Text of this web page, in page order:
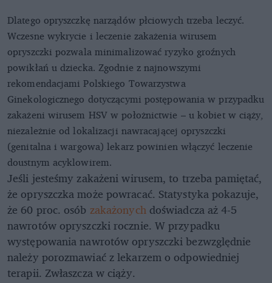
Dlatego opryszczkę narządów płciowych trzeba leczyć.
Wczesne wykrycie i leczenie zakażenia wirusem
opryszczki pozwala minimalizować ryzyko groźnych
powikłań u dziecka. Zgodnie z najnowszymi
rekomendacjami Polskiego Towarzystwa
Ginekologicznego dotyczącymi postępowania w przypadku
zakażeni wirusem HSV w położnictwie – u kobiet w ciąży,
niezależnie od lokalizacji nawracającej opryszczki
(genitalna i wargowa) lekarz powinien włączyć leczenie
doustnym acyklowirem.
Jeśli jesteśmy zakażeni wirusem, to trzeba pamiętać,
że opryszczka może powracać. Statystyka pokazuje,
że 60 proc. osób zakażonychdoświadcza aż 4-5
nawrotów opryszczki rocznie. W przypadku
występowania nawrotów opryszczki bezwzględnie
należy porozmawiać z lekarzem o odpowiedniej
terapii. Zwłaszcza w ciąży.